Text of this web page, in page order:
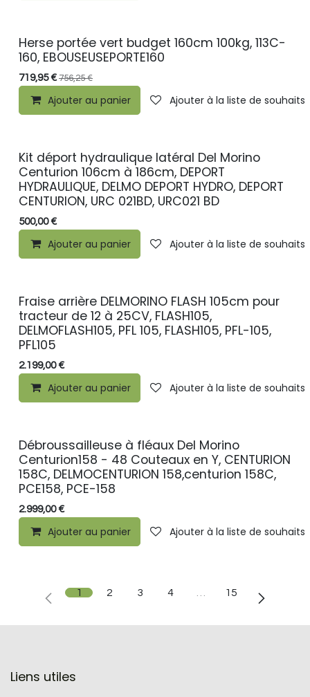
Herse portée vert budget 160cm 100kg, 113C-
160, EBOUSEUSEPORTE160
719,95€ 756,25€
Ajouter au panier Ajouter à la liste de souhaits
Kit déport hydraulique latéral Del Morino
Centurion 106cm à 186cm, DEPORT
HYDRAULIQUE, DELMO DEPORT HYDRO, DEPORT
CENTURION, URC 021BD, URC021 BD
500,00€
Ajouter au panier Ajouter à la liste de souhaits
PROMO
Fraise arrière DELMORINO FLASH 105cm pour
tracteur de 12 à 25CV, FLASH105,
DELMOFLASH105, PFL 105, FLASH105, PFL-105,
PFL105
2.199,00€
Ajouter au panier Ajouter à la liste de souhaits
PROMO
Débroussailleuse à fléaux Del Morino
Centurion158 - 48 Couteaux en Y, CENTURION
158C, DELMOCENTURION 158,centurion 158C,
PCE158, PCE-158
2.999,00€
Ajouter au panier Ajouter à la liste de souhaits
1 2 3 4 15
Liens utiles